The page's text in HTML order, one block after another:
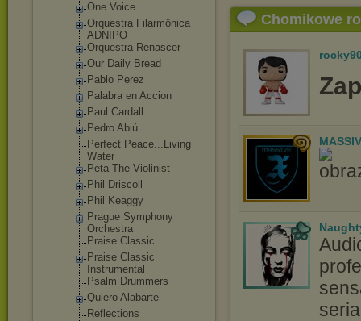
One Voice
Orquestra Filarmônica
ADNIPO
Orquestra Renascer
Our Daily Bread
Pablo Perez
Palabra en Accion
Paul Cardall
Pedro Abiú
Perfect Peace...Living
Water
Peta The Violinist
Phil Driscoll
Phil Keaggy
Prague Symphony
Orchestra
Praise Classic
Praise Classic
Instrumental
Psalm Drummers
Quiero Alabarte
Reflections
Chomikowe